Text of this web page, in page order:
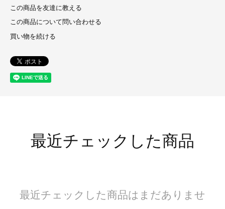
この商品を友達に教える
この商品について問い合わせる
買い物を続ける
最近チェックした商品
最近チェックした商品はまだありませ